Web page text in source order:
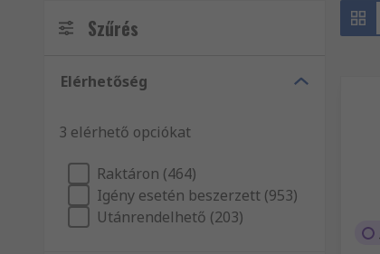
Szűrés
Elérhetőség
3 elérhető opciókat
Raktáron (464)
Igény esetén beszerzett (953)
Utánrendelhető (203)